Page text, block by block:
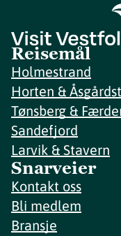
Reisemål
Holmestrand
Horten &
Tønsberg &
Sandefjord
Larvik & Stavern
Snarveier
Kontakt oss
Bli medlem
Bransje